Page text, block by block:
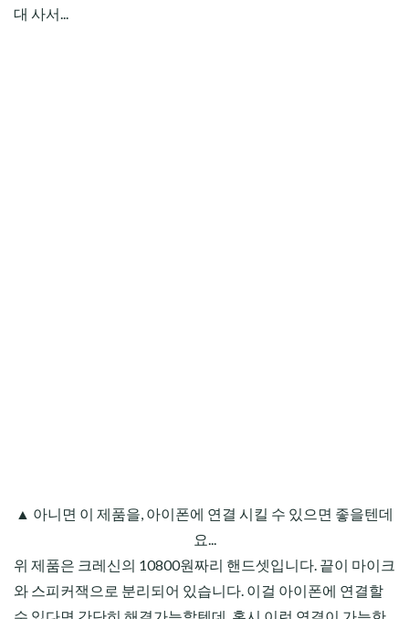
대 사서...
▲ 아니면 이 제품을, 아이폰에 연결 시킬 수 있으면 좋을텐데
요...
위 제품은 크레신의 10800원짜리 핸드셋입니다. 끝이 마이크
와 스피커잭으로 분리되어 있습니다. 이걸 아이폰에 연결할